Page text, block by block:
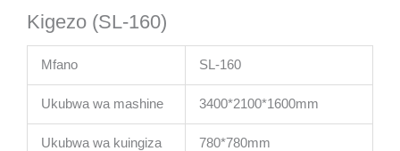
Kigezo (SL-160)
Mfano SL-160
Ukubwa wa mashine 3400*2100*1600mm
Ukubwa wa kuingiza 780*780mm